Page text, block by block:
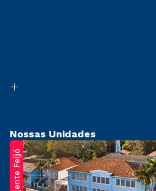
Nossas Unidades
Regente Feijó